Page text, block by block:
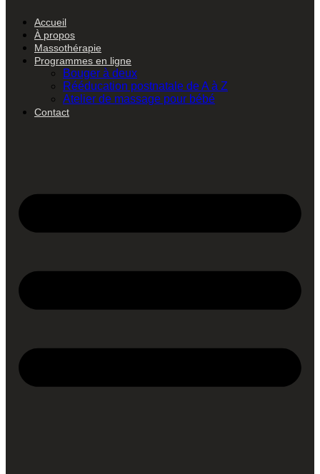
Accueil
À propos
Massothérapie
Programmes en ligne
Bouger à deux
Rééducation postnatale de A à Z
Atelier de massage pour bébé
Contact